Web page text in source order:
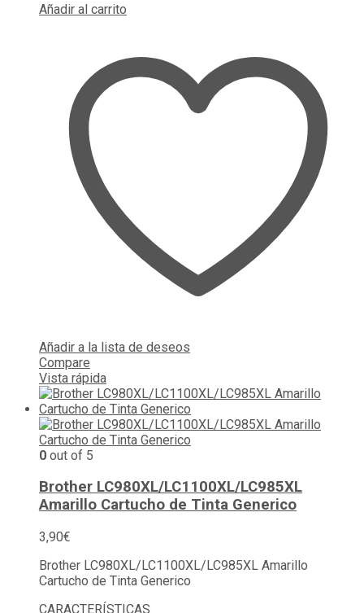
Añadir al carrito
Añadir a la lista de deseos
Compare
Vista rápida
0 out of 5
Brother LC980XL/LC1100XL/LC985XL
Amarillo Cartucho de Tinta Generico
3,90€
Brother LC980XL/LC1100XL/LC985XL Amarillo
Cartucho de Tinta Generico
CARACTERÍSTICAS